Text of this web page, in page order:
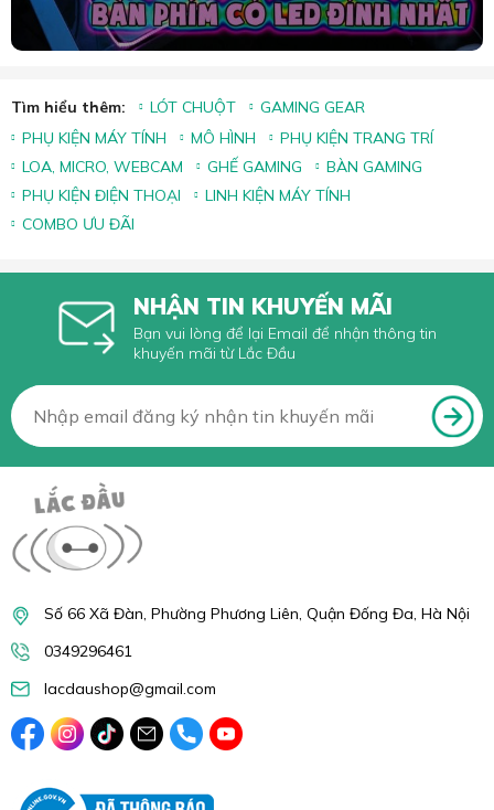
Tìm hiểu thêm: LÓT CHUỘT
GAMING GEAR
PHỤ KIỆN MÁY TÍNH
MÔ HÌNH
PHỤ KIỆN TRANG TRÍ
LOA, MICRO, WEBCAM
GHẾ GAMING
BÀN GAMING
PHỤ KIỆN ĐIỆN THOẠI
LINH KIỆN MÁY TÍNH
COMBO ƯU ĐÃI
NHẬN TIN KHUYẾN MÃI
Bạn vui lòng để lại Email để nhận thông tin
khuyến mãi từ Lắc Đầu
Số 66 Xã Đàn, Phường Phương Liên, Quận Đống Đa, Hà Nội
0349296461
lacdaushop@gmail.com